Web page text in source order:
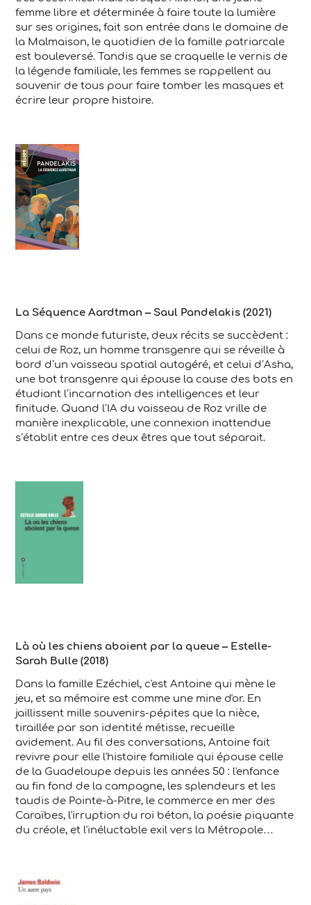
femme libre et déterminée à faire toute la lumière
sur ses origines, fait son entrée dans le domaine de
la Malmaison, le quotidien de la famille patriarcale
est bouleversé. Tandis que se craquelle le vernis de
la légende familiale, les femmes se rappellent au
souvenir de tous pour faire tomber les masques et
écrire leur propre histoire.
La Séquence Aardtman – Saul Pandelakis (2021)
Dans ce monde futuriste, deux récits se succèdent :
celui de Roz, un homme transgenre qui se réveille à
bord d’un vaisseau spatial autogéré, et celui d’Asha,
une bot transgenre qui épouse la cause des bots en
étudiant l’incarnation des intelligences et leur
finitude. Quand l’IA du vaisseau de Roz vrille de
manière inexplicable, une connexion inattendue
s’établit entre ces deux êtres que tout séparait.
Là où les chiens aboient par la queue – Estelle-
Sarah Bulle (2018)
Dans la famille Ezéchiel, c'est Antoine qui mène le
jeu, et sa mémoire est comme une mine d'or. En
jaillissent mille souvenirs-pépites que la nièce,
tiraillée par son identité métisse, recueille
avidement. Au fil des conversations, Antoine fait
revivre pour elle l'histoire familiale qui épouse celle
de la Guadeloupe depuis les années 50 : l'enfance
au fin fond de la campagne, les splendeurs et les
taudis de Pointe-à-Pitre, le commerce en mer des
Caraïbes, l'irruption du roi béton, la poésie piquante
du créole, et l'inéluctable exil vers la Métropole…